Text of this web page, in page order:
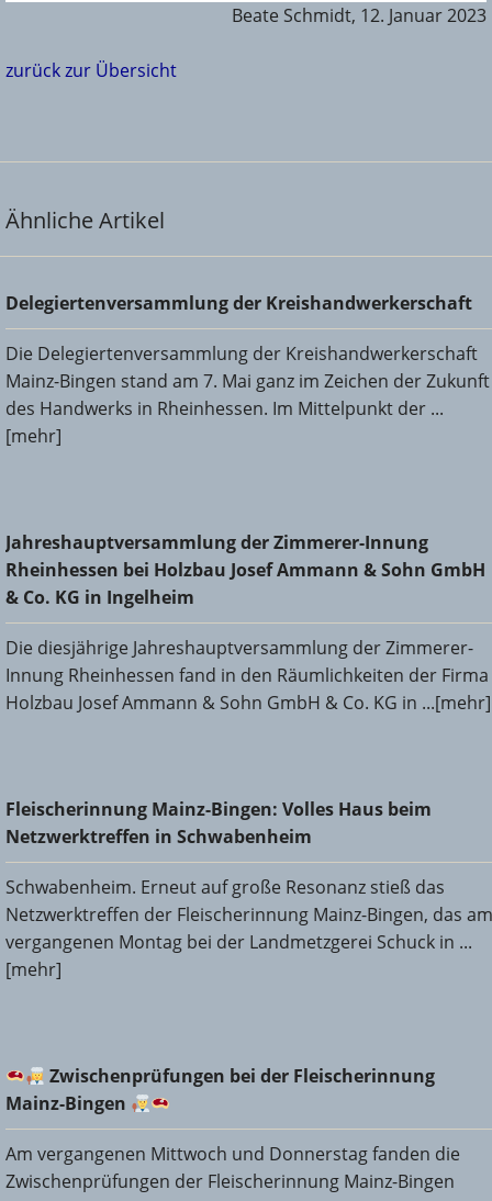
Beate Schmidt, 12. Januar 2023
zurück zur Übersicht
Ähnliche Artikel
Delegiertenversammlung der Kreishandwerkerschaft
Delegiertenversammlung der Kreishandwerkerschaft
Die Delegiertenversammlung der Kreishandwerkerschaft
Mainz-Bingen stand am 7. Mai ganz im Zeichen der Zukunft
des Handwerks in Rheinhessen. Im Mittelpunkt der ...
[mehr]
Jahreshauptversammlung der Zimmerer-Innung
Rheinhessen bei Holzbau Josef Ammann & Sohn GmbH &
Co. KG in Ingelheim
Jahreshauptversammlung der Zimmerer-Innung
Rheinhessen bei Holzbau Josef Ammann & Sohn GmbH
& Co. KG in Ingelheim
Die diesjährige Jahreshauptversammlung der Zimmerer-
Innung Rheinhessen fand in den Räumlichkeiten der Firma
Holzbau Josef Ammann & Sohn GmbH & Co. KG in ...[mehr]
Fleischerinnung Mainz-Bingen: Volles Haus beim
Netzwerktreffen in Schwabenheim
Fleischerinnung Mainz-Bingen: Volles Haus beim
Netzwerktreffen in Schwabenheim
Schwabenheim. Erneut auf große Resonanz stieß das
Netzwerktreffen der Fleischerinnung Mainz-Bingen, das am
vergangenen Montag bei der Landmetzgerei Schuck in ...
[mehr]
Zwischenprüfungen bei der Fleischerinnung Mainz-
Bingen
Zwischenprüfungen bei der Fleischerinnung
Mainz-Bingen
Am vergangenen Mittwoch und Donnerstag fanden die
Zwischenprüfungen der Fleischerinnung Mainz-Bingen